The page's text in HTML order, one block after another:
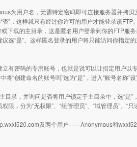
为用户名，无需特定密码即可连接服务器并拷
”，这样就只有经过你许可的用户才能登录该FTP
下载的主目录，这是匿名用户登录到你的FTP服
选“是”。这样匿名登录的用户将只能访问你指
有密码的专用账号，也就是说可以让指定用户
将“创建命名的账号吗”选为“是”，进入“账号名称
目录，并询问是否将用户锁定于主目录中，选“是”
限，分为“无权限”、“组管理员”、“域管理员”、“
及两个用户——Anonymous和